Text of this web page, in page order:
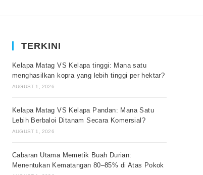
TERKINI
Kelapa Matag VS Kelapa tinggi: Mana satu
menghasilkan kopra yang lebih tinggi per hektar?
AUGUST 1, 2026
Kelapa Matag VS Kelapa Pandan: Mana Satu
Lebih Berbaloi Ditanam Secara Komersial?
AUGUST 1, 2026
Cabaran Utama Memetik Buah Durian:
Menentukan Kematangan 80–85% di Atas Pokok